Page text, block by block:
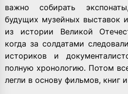
важно собирать
будущих музейных выставок
из истории Великой
когда за солдатами
историков и
полную хронологию. Потом
легли в основу фильмов, книг